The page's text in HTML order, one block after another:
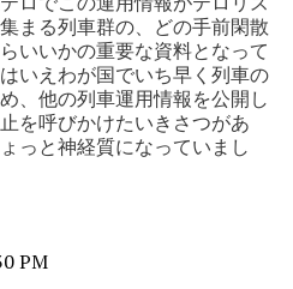
まる列車群の、どの手前閑散
いいかの重要な資料となって
いえわが国でいち早く列車の
、他の列車運用情報を公開し
を呼びかけたいきさつがあ
っと神経質になっていまし
PM